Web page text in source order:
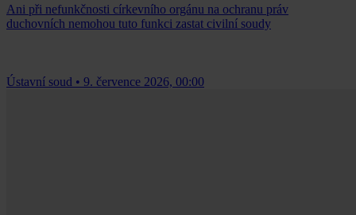
Ani při nefunkčnosti církevního orgánu na ochranu práv
duchovních nemohou tuto funkci zastat civilní soudy
Ústavní soud • 9. července 2026, 00:00